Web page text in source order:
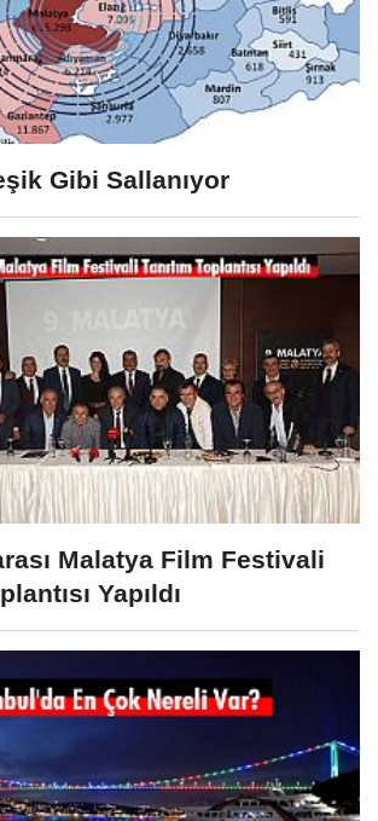
Gibi Sallanıyor
Malatya Film Festivali
Yapıldı